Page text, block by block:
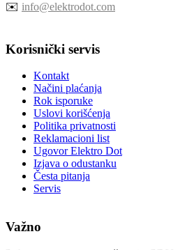
✉️ info@elektrodot.com
Korisnički servis
Kontakt
Načini plaćanja
Rok isporuke
Uslovi korišćenja
Politika privatnosti
Reklamacioni list
Ugovor Elektro Dot
Izjava o odustanku
Česta pitanja
Servis
Važno